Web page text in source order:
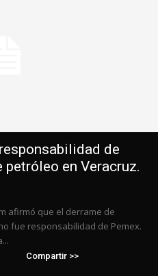
de
petróleo en Veracruz.
afirmó que el derrame de
fue responsabilidad de Pemex.
Compartir >>